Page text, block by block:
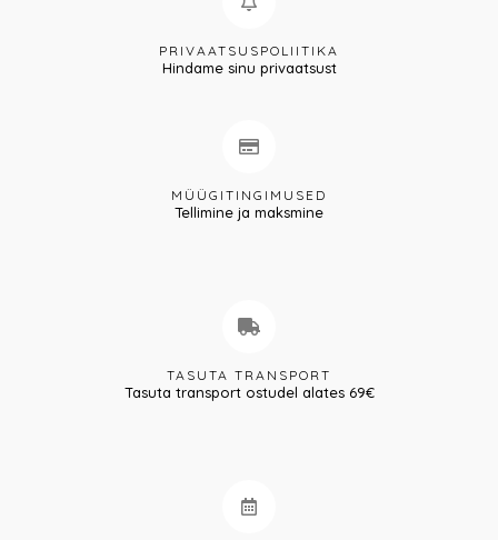
PRIVAATSUSPOLIITIKA
Hindame sinu privaatsust
MÜÜGITINGIMUSED
Tellimine ja maksmine
TASUTA TRANSPORT
Tasuta transport ostudel alates 69€